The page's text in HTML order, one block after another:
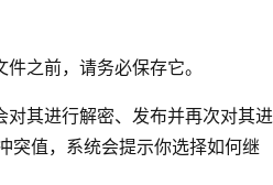
之前，请务必保存它。
其进行解密、发布并再次对其进
突值，系统会提示你选择如何继